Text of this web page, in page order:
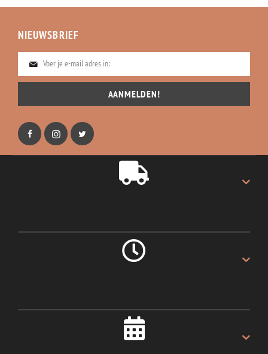
NIEUWSBRIEF
AANMELDEN!
Gratis verzending op alles.
Als u voor 16:00u besteld.